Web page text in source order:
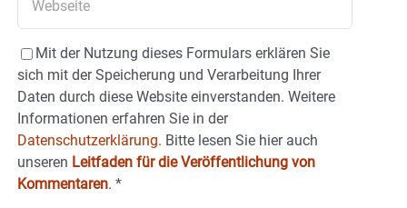
Mit der Nutzung dieses Formulars erklären Sie
sich mit der Speicherung und Verarbeitung Ihrer
Daten durch diese Website einverstanden. Weitere
Informationen erfahren Sie in der
Datenschutzerklärung. Bitte lesen Sie hier auch
unseren Leitfaden für die Veröffentlichung von
Kommentaren. *